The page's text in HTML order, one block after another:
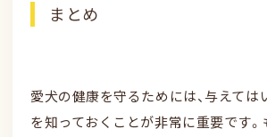
まとめ
愛犬の健康を守るためには、与えては
を知っておくことが非常に重要です